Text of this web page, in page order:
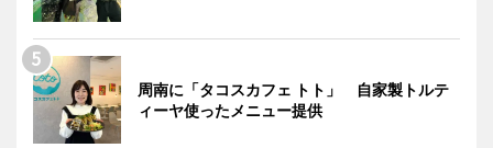
周南に「タコスカフェ トト」 自家製トルテ
ィーヤ使ったメニュー提供